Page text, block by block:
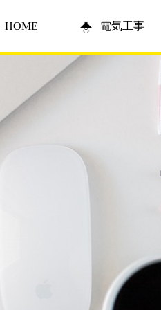
HOME 電気工事